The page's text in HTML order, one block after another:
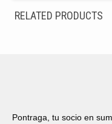
RELATED PRODUCTS
Pontraga, tu socio en